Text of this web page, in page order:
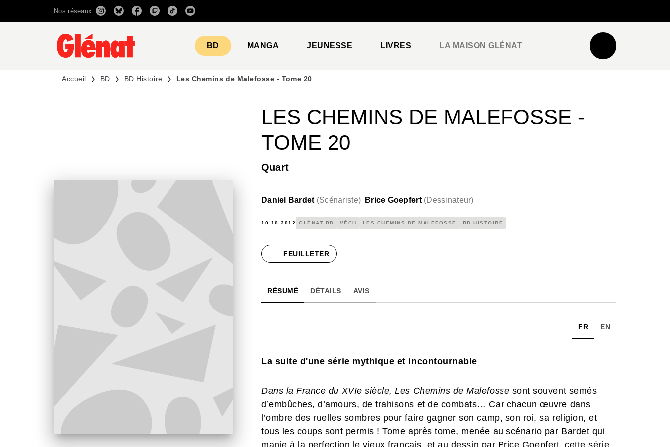
RECHERCHE CONTENU
Nos réseaux
BD MANGA JEUNESSE LIVRES LA MAISON GLÉNAT
Accueil BD BD Histoire Les Chemins de Malefosse - Tome 20
LES CHEMINS DE MALEFOSSE -
TOME 20
Quart
Daniel Bardet (Scénariste) Brice Goepfert (Dessinateur)
10.10.2012 GLÉNAT BD VÉCU LES CHEMINS DE MALEFOSSE BD HISTOIRE
FEUILLETER
RÉSUMÉ DÉTAILS AVIS
FR EN
La suite d'une série mythique et incontournable
Dans la France du XVIe siècle, Les Chemins de Malefosse sont souvent semés
d’embûches, d’amours, de trahisons et de combats… Car chacun œuvre dans
l’ombre des ruelles sombres pour faire gagner son camp, son roi, sa religion, et
tous les coups sont permis ! Tome après tome, menée au scénario par Bardet qui
manie à la perfection le vieux français, et au dessin par Brice Goepfert, cette série